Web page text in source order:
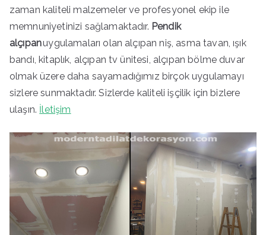
zaman kaliteli malzemeler ve profesyonel ekip ile
memnuniyetinizi sağlamaktadır. Pendik
alçıpanuygulamaları olan alçıpan niş, asma tavan, ışık
bandı, kitaplık, alçıpan tv ünitesi, alçıpan bölme duvar
olmak üzere daha sayamadığımız birçok uygulamayı
sizlere sunmaktadır. Sizlerde kaliteli işçilik için bizlere
ulaşın. İletişim